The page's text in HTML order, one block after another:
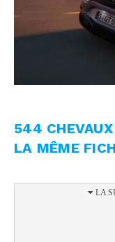
544
LA MÊME